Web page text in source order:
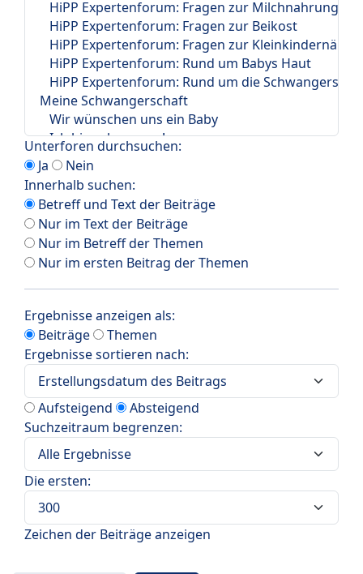
Unterforen durchsuchen:
Ja
Nein
Innerhalb suchen:
Betreff und Text der Beiträge
Nur im Text der Beiträge
Nur im Betreff der Themen
Nur im ersten Beitrag der Themen
Ergebnisse anzeigen als:
Beiträge
Themen
Ergebnisse sortieren nach:
Aufsteigend
Absteigend
Suchzeitraum begrenzen:
Die ersten:
Zeichen der Beiträge anzeigen